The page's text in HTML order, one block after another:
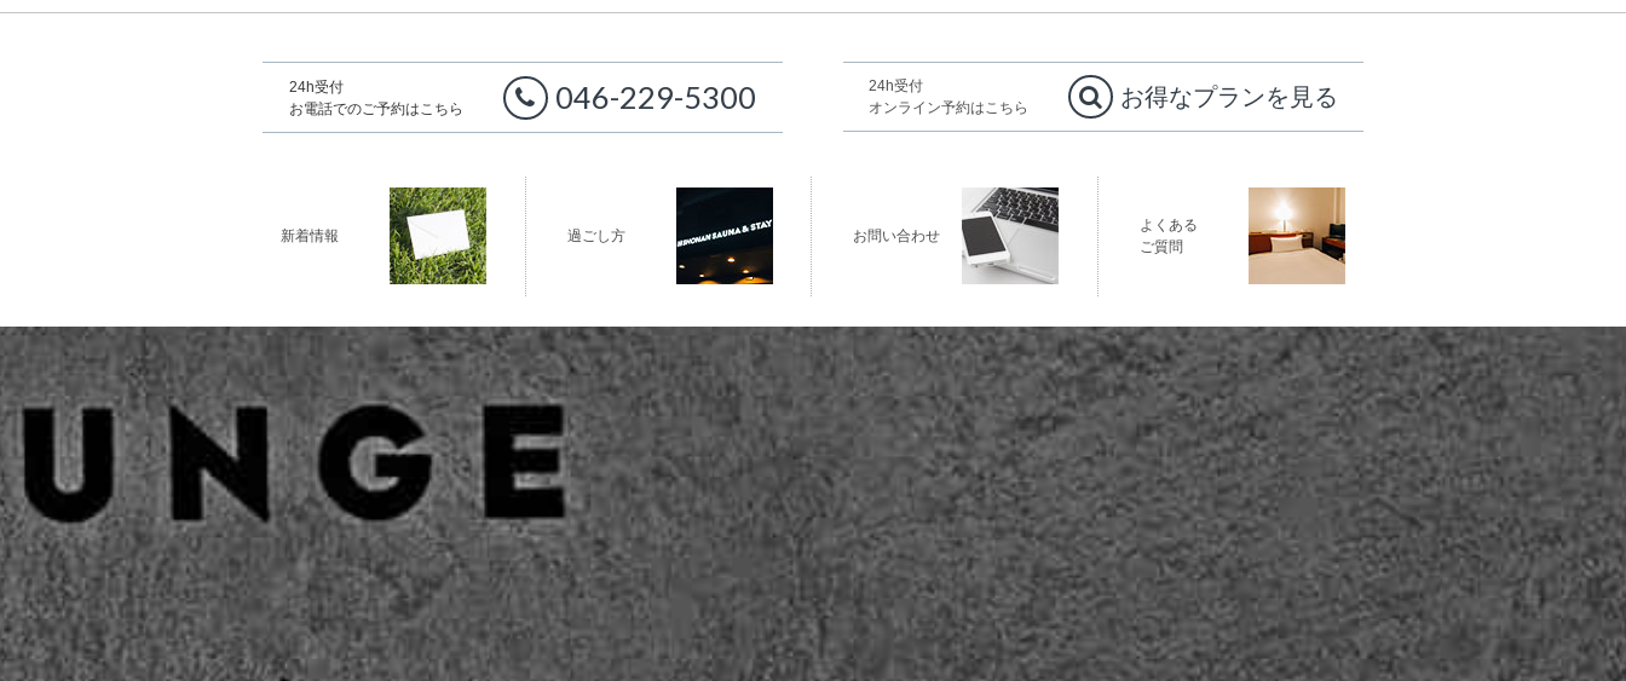
24h受付
お電話でのご予約はこちら
046-229-5300
24h受付
オンライン予約はこちら
お得なプランを見る
新着情報 過ごし方 お問い合わせ
よくある
ご質問